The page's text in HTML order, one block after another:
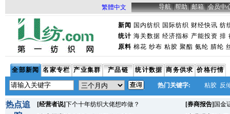
繁體中文 导航|帮助|邮箱|会员中
新闻 国内纺织 国际纺织 财经快讯 纺
统计 海关数据 经济指标 产能投资 排
原料 棉花 纱布 粘胶 聚酯 氨纶 腈纶
全部新闻 名家专栏 产业集群 产品链 统计数据 商务供求 价格行情
热门关键字: 粘胶 反
热点追
[经营者说]下个十年纺织大佬想咋做？ [券商报告] 国金